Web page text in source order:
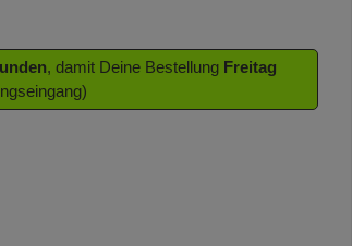
, damit Deine Bestellung Freitag